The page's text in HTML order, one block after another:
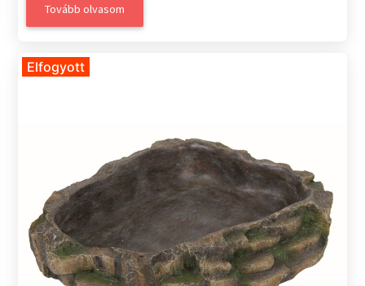
Tovább olvasom
Elfogyott